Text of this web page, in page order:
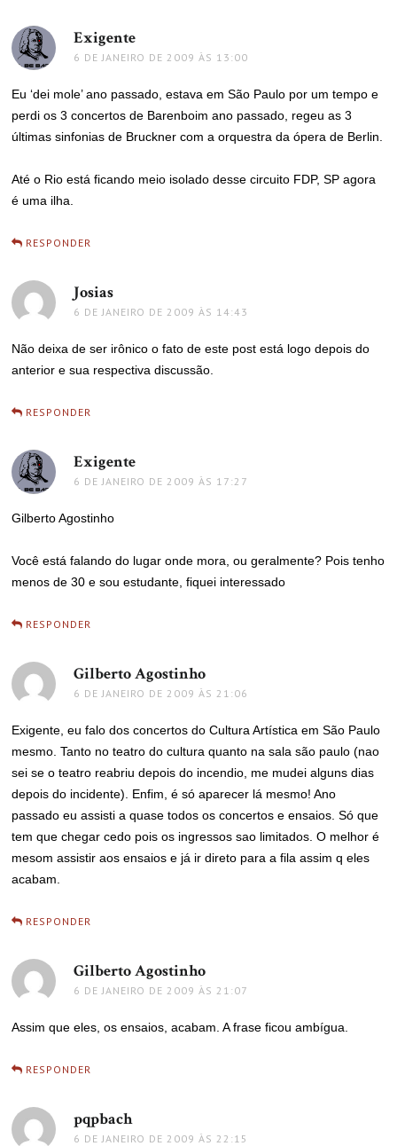
Exigente
6 DE JANEIRO DE 2009 ÀS 13:00
Eu ‘dei mole’ ano passado, estava em São Paulo por um tempo e
perdi os 3 concertos de Barenboim ano passado, regeu as 3
últimas sinfonias de Bruckner com a orquestra da ópera de Berlin.
Até o Rio está ficando meio isolado desse circuito FDP, SP agora
é uma ilha.
RESPONDER
Josias
6 DE JANEIRO DE 2009 ÀS 14:43
Não deixa de ser irônico o fato de este post está logo depois do
anterior e sua respectiva discussão.
RESPONDER
Exigente
6 DE JANEIRO DE 2009 ÀS 17:27
Gilberto Agostinho
Você está falando do lugar onde mora, ou geralmente? Pois tenho
menos de 30 e sou estudante, fiquei interessado
RESPONDER
Gilberto Agostinho
6 DE JANEIRO DE 2009 ÀS 21:06
Exigente, eu falo dos concertos do Cultura Artística em São Paulo
mesmo. Tanto no teatro do cultura quanto na sala são paulo (nao
sei se o teatro reabriu depois do incendio, me mudei alguns dias
depois do incidente). Enfim, é só aparecer lá mesmo! Ano
passado eu assisti a quase todos os concertos e ensaios. Só que
tem que chegar cedo pois os ingressos sao limitados. O melhor é
mesom assistir aos ensaios e já ir direto para a fila assim q eles
acabam.
RESPONDER
Gilberto Agostinho
6 DE JANEIRO DE 2009 ÀS 21:07
Assim que eles, os ensaios, acabam. A frase ficou ambígua.
RESPONDER
pqpbachdisse:
6 DE JANEIRO DE 2009 ÀS 22:15